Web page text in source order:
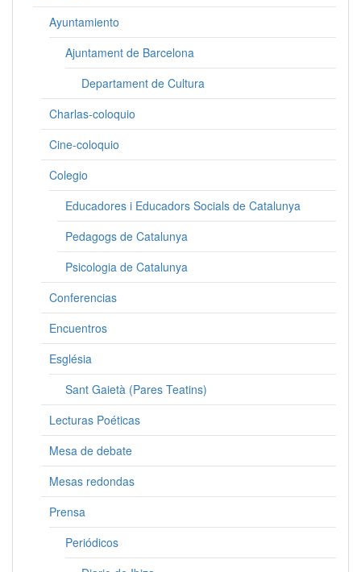
Ayuntamiento
Ajuntament de Barcelona
Departament de Cultura
Charlas-coloquio
Cine-coloquio
Colegio
Educadores i Educadors Socials de Catalunya
Pedagogs de Catalunya
Psicologia de Catalunya
Conferencias
Encuentros
Església
Sant Gaietà (Pares Teatins)
Lecturas Poéticas
Mesa de debate
Mesas redondas
Prensa
Periódicos